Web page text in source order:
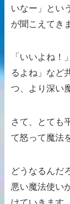
いなー」とい
が聞こえてき
「いいよね
るよね」など
つ、より深い
さて、とても
て怒って魔法
どうなるんだ
悪い魔法使い